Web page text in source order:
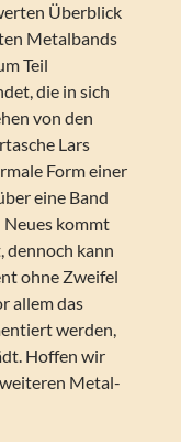
Überblick
Metalbands
Teil
die in sich
von den
Lars
Form einer
eine Band
kommt
dennoch kann
ohne Zweifel
allem das
werden,
Hoffen wir
Metal-